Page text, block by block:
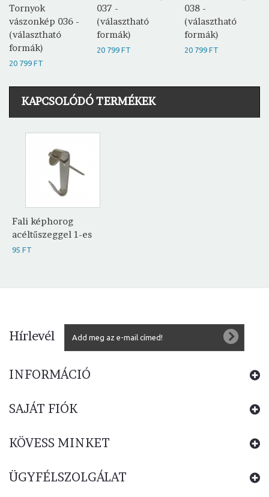
Tornyok
vászonkép 036 -
(választható
formák)
20 799 FT
037 -
(választható
formák)
20 799 FT
038 -
(választható
formák)
20 799 FT
KAPCSOLÓDÓ TERMÉKEK
Fali képhorog
acéltűszeggel 1-es
95 FT
Hírlevél
INFORMÁCIÓ
SAJÁT FIÓK
KÖVESS MINKET
ÜGYFÉLSZOLGÁLAT